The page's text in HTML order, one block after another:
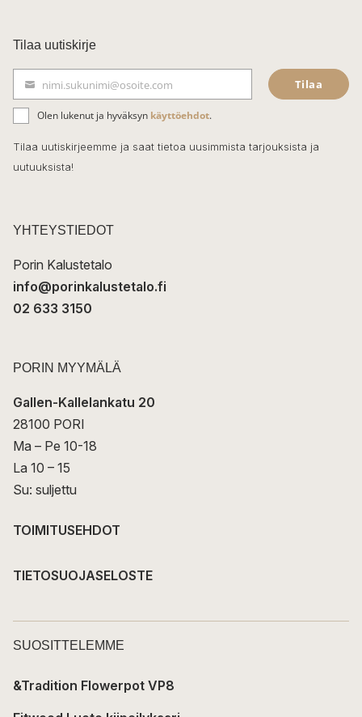
c
e
b
o
o
k
Tilaa uutiskirje
ä
h
k
t
nimi.sukunimi@osoite.com Tilaa
Olen lukenut ja hyväksyn käyttöehdot.
Tilaa uutiskirjeemme ja saat tietoa uusimmista tarjouksista ja
uutuuksista!
YHTEYSTIEDOT
Porin Kalustetalo
info@porinkalustetalo.fi
02 633 3150
PORIN MYYMÄLÄ
Gallen-Kallelankatu 20
28100 PORI
Ma – Pe 10-18
La 10 – 15
Su: suljettu
TOIMITUSEHDOT
TIETOSUOJASELOSTE
SUOSITTELEMME
&Tradition Flowerpot VP8